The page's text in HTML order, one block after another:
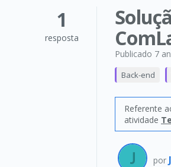
1
resposta
Publicado 7
Back-end
Referente
atividade
por